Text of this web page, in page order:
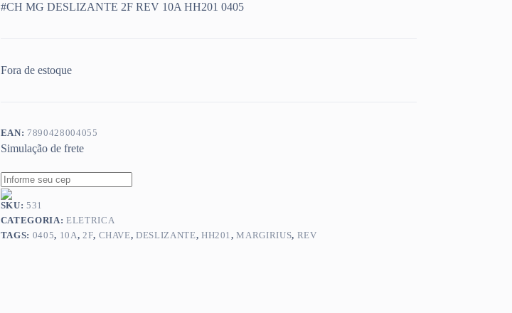
#CH MG DESLIZANTE 2F REV 10A HH201 0405
Fora de estoque
EAN: 7890428004055
Simulação de frete
SKU:531
CATEGORIA: ELETRICA
TAGS: 0405, 10A, 2F, CHAVE,DESLIZANTE, HH201,MARGIRIUS, REV